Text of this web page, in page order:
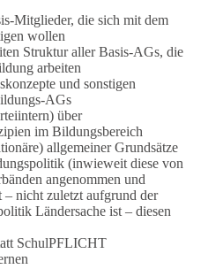
Mitglieder, die sich mit dem
wollen
Struktur aller Basis-AGs, die
arbeiten
und sonstigen
AGs
über
im Bildungsbereich
allgemeiner Grundsätze
(inwieweit diese von
angenommen und
– nicht zuletzt aufgrund der
Ländersache ist – diesen
SchulPFLICHT